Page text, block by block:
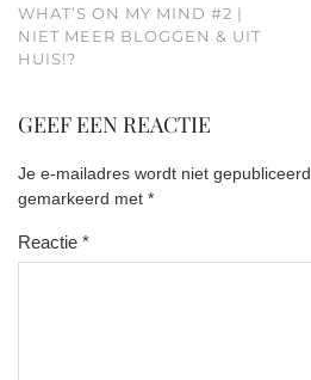
WHAT’S ON MY MIND #2 |
NIET MEER BLOGGEN & UIT
HUIS!?
GEEF EEN REACTIE
Je e-mailadres wordt niet gepubliceerd.
gemarkeerd met *
Reactie *